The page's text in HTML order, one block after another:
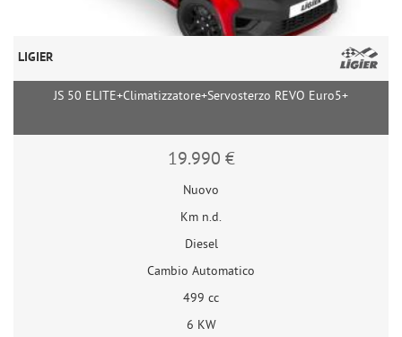
LIGIER
JS 50 ELITE+Climatizzatore+Servosterzo REVO Euro5+
19.990 €
Nuovo
Km n.d.
Diesel
Cambio Automatico
499 cc
6 KW